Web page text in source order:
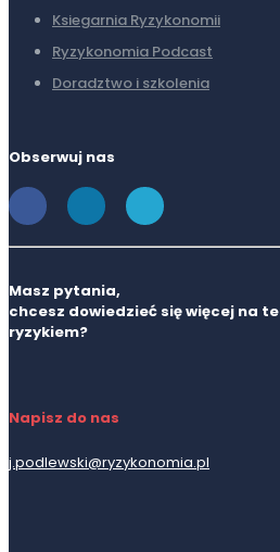
Ksiegarnia Ryzykonomii
Ryzykonomia Podcast
Doradztwo i szkolenia
Obserwuj nas
Masz pytania,
chcesz dowiedzieć się więcej na
ryzykiem?
Napisz do nas
j.podlewski@ryzykonomia.pl